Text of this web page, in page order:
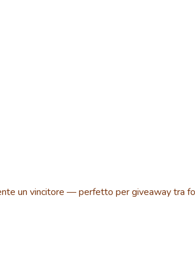
un vincitore — perfetto per giveaway tra